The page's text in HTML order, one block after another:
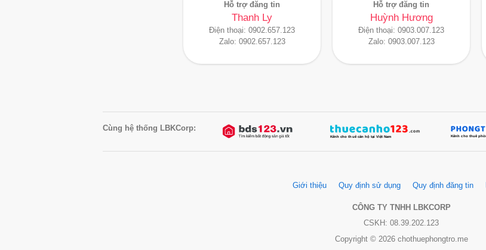
Hỗ trợ đăng tin
Thanh Ly
Điện thoại: 0902.657.123
Zalo: 0902.657.123
Hỗ trợ đăng tin
Huỳnh Hương
Điện thoại: 0903.007.123
Zalo: 0903.007.123
Cùng hệ thống LBKCorp:
Giới thiệu Quy định sử dụng Quy định đăng tin
CÔNG TY TNHH LBKCORP
CSKH: 08.39.202.123
Copyright © 2026 chothuephongtro.me